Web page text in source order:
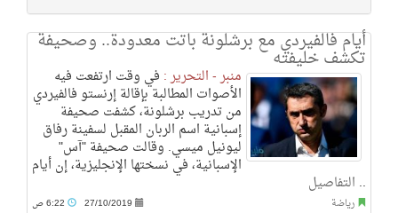
أيام فالفيردي مع برشلونة باتت معدودة.. وصحيفة
تكشف خليفته
منبر - التحرير : في وقت ارتفعت فيه
الأصوات المطالبة بإقالة إرنستو فالفيردي
من تدريب برشلونة، كشفت صحيفة
إسبانية اسم الربان المقبل لسفينة رفاق
ليونيل ميسي. وقالت صحيفة "آس"
الإسبانية، في نسختها الإنجليزية، إن أيام
.. التفاصيل
رياضة 27/10/2019